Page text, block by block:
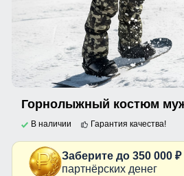
В наличии Гарантия качества!
Заберите до 350 000 ₽
партнёрских денег